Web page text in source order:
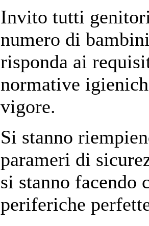
Invito tutti
numero di
risponda ai
normative
vigore.
Si stanno
parameri di
si stanno facendo
periferiche